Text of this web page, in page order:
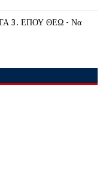
3. ΕΠΟΥ ΘΕΩ - Να